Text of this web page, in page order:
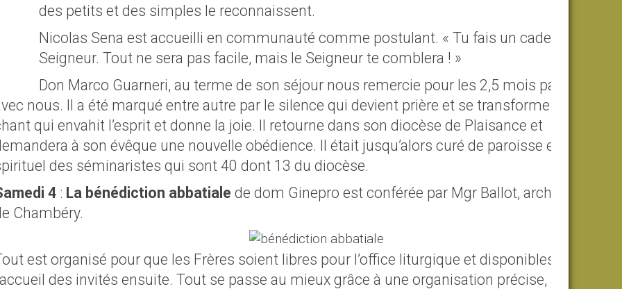
des petits et des simples le reconnaissent.
Nicolas Sena est accueilli en communauté comme postulant. « Tu fais un cadeau au
Seigneur. Tout ne sera pas facile, mais le Seigneur te comblera ! »
Don Marco Guarneri, au terme de son séjour nous remercie pour les 2,5 mois passés
nous. Il a été marqué entre autre par le silence qui devient prière et se transforme en
qui envahit l’esprit et donne la joie. Il retourne dans son diocèse de Plaisance et
à son évêque une nouvelle obédience. Il était jusqu’alors curé de paroisse et père
des séminaristes qui sont 40 dont 13 du diocèse.
4: La bénédiction abbatiale de dom Ginepro est conférée par Mgr Ballot, archevêque
Chambéry.
est organisé pour que les Frères soient libres pour l’office liturgique et disponibles pour
des invités ensuite. Tout se passe au mieux grâce à une organisation précise, à une